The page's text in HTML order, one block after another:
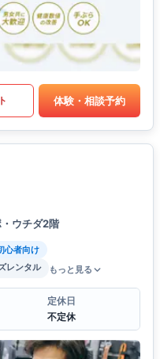
体験・相談予約
ウチダ2階
心者向け
レンタル もっと見る
定休日
不定休